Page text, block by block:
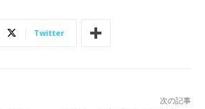
Twitter
次の記事